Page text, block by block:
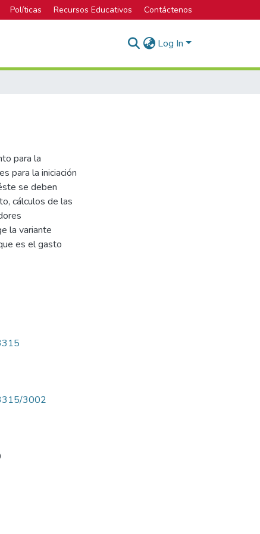
Políticas Recursos Educativos Contáctenos
Log In
para la
para la iniciación
se deben
cálculos de las
la variante
es el gasto
3002